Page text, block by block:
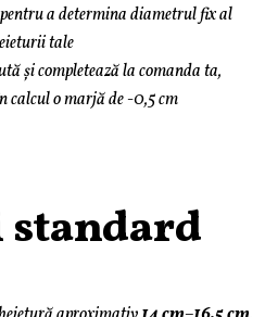
a determina diametrul fix al
tale
și completează la comanda ta,
calcul o marjă de -0,5 cm